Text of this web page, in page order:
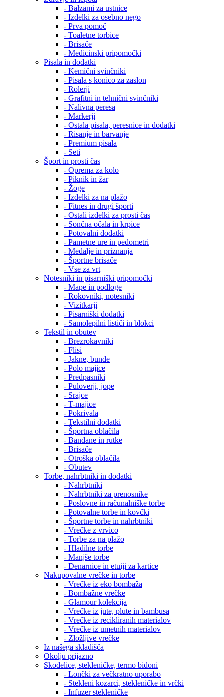
- Balzami za ustnice
- Izdelki za osebno nego
- Prva pomoč
- Toaletne torbice
- Brisače
- Medicinski pripomočki
Pisala in dodatki
- Kemični svinčniki
- Pisala s konico za zaslon
- Rolerji
- Grafitni in tehnični svinčniki
- Nalivna peresa
- Markerji
- Ostala pisala, peresnice in dodatki
- Risanje in barvanje
- Premium pisala
- Seti
Šport in prosti čas
- Oprema za kolo
- Piknik in žar
- Žoge
- Izdelki za na plažo
- Fitnes in drugi športi
- Ostali izdelki za prosti čas
- Sončna očala in krpice
- Potovalni dodatki
- Pametne ure in pedometri
- Medalje in priznanja
- Športne brisače
- Vse za vrt
Notesniki in pisarniški pripomočki
- Mape in podloge
- Rokovniki, notesniki
- Vizitkarji
- Pisarniški dodatki
- Samolepilni lističi in blokci
Tekstil in obutev
- Brezrokavniki
- Flisi
- Jakne, bunde
- Polo majice
- Predpasniki
- Puloverji, jope
- Srajce
- T-majice
- Pokrivala
- Tekstilni dodatki
- Športna oblačila
- Bandane in rutke
- Brisače
- Otroška oblačila
- Obutev
Torbe, nahrbtniki in dodatki
- Nahrbtniki
- Nahrbtniki za prenosnike
- Poslovne in računalniške torbe
- Potovalne torbe in kovčki
- Športne torbe in nahrbtniki
- Vrečke z vrvico
- Torbe za na plažo
- Hladilne torbe
- Manjše torbe
- Denarnice in etuiji za kartice
Nakupovalne vrečke in torbe
- Vrečke iz eko bombaža
- Bombažne vrečke
- Glamour kolekcija
- Vrečke iz jute, plute in bambusa
- Vrečke iz recikliranih materialov
- Vrečke iz umetnih materialov
- Zložljive vrečke
Iz našega skladišča
Okolju prijazno
Skodelice, stekleničke, termo bidoni
- Lončki za večkratno uporabo
- Stekleni kozarci, stekleničke in vrčki
- Infuzer stekleničke